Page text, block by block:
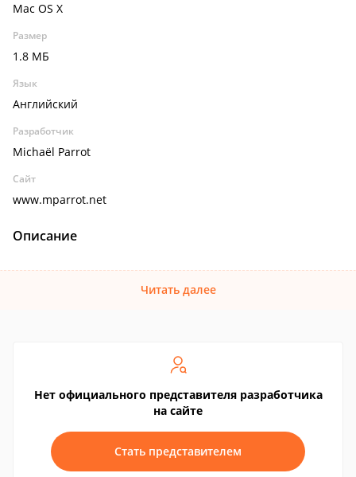
Mac OS X
Размер
1.8 МБ
Язык
Английский
Разработчик
Michaël Parrot
Сайт
www.mparrot.net
Описание
Читать далее
Нет официального представителя разработчика
на сайте
Стать представителем